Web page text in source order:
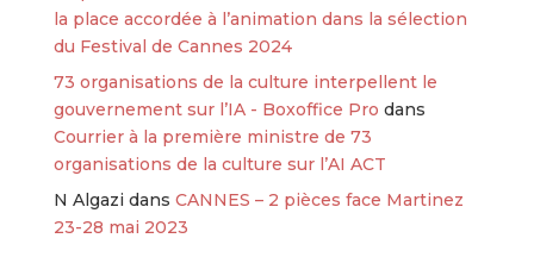
la place accordée à l’animation dans la sélection
du Festival de Cannes 2024
73 organisations de la culture interpellent le
gouvernement sur l’IA - Boxoffice Pro dans
Courrier à la première ministre de 73
organisations de la culture sur l’AI ACT
N Algazi dans CANNES – 2 pièces face Martinez
23-28 mai 2023